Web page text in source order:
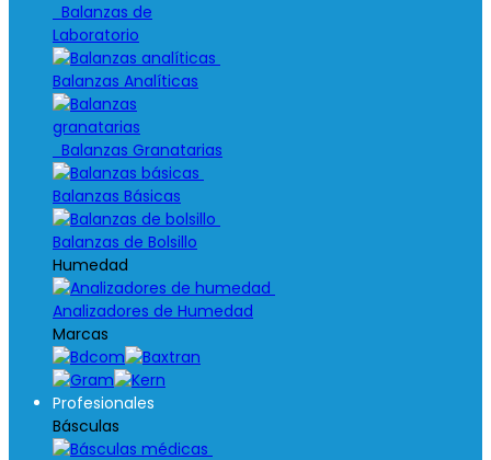
Balanzas de
Laboratorio
Balanzas Analíticas
Balanzas Granatarias
Balanzas Básicas
Balanzas de Bolsillo
Humedad
Analizadores de Humedad
Marcas
Profesionales
Básculas